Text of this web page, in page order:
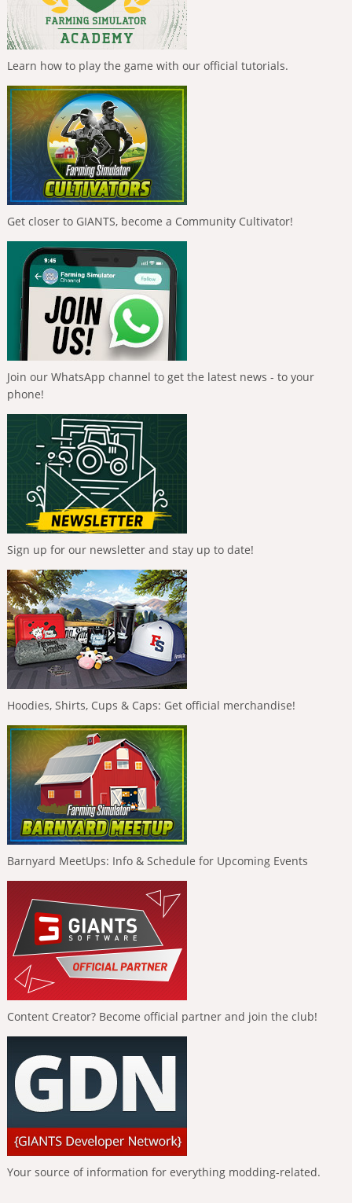
Learn how to play the game with our official tutorials.
Get closer to GIANTS, become a Community Cultivator!
Join our WhatsApp channel to get the latest news - to your
phone!
Sign up for our newsletter and stay up to date!
Hoodies, Shirts, Cups & Caps: Get official merchandise!
Barnyard MeetUps: Info & Schedule for Upcoming Events
Content Creator? Become official partner and join the club!
Your source of information for everything modding-related.